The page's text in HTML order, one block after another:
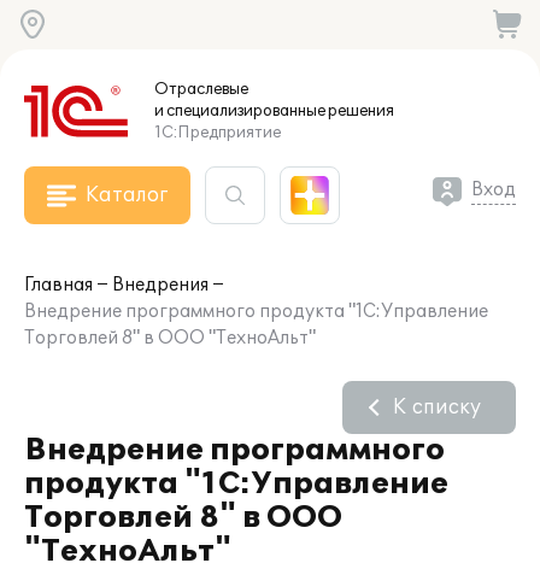
Отраслевые
и специализированныерешения
1С:Предприятие
Каталог Вход
Главная
Внедрения
Внедрение программного продукта "1С:Управление
Торговлей 8" в ООО "ТехноАльт"
Внедрение программного
продукта "1С:Управление
Торговлей 8" в ООО
"ТехноАльт"
К списку